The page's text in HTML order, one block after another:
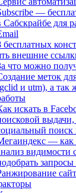
—
Сабскрайбе для
бесплатных
внешние
что можно
меток
и utm), а так
искать в
выдачи,
поиск
— как
видимости